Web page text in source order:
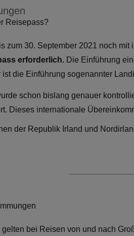
Reisepass?
zum 30. September 2021 noch
erforderlich. Die Einführung
die Einführung sogenannter
schon bislang genauer
Dieses internationale
der Republik Irland und
bei Reisen von und nach